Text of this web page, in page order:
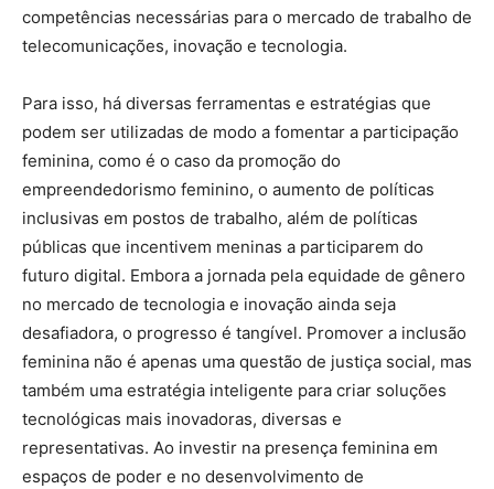
competências necessárias para o mercado de trabalho de
telecomunicações, inovação e tecnologia.
Para isso, há diversas ferramentas e estratégias que
podem ser utilizadas de modo a fomentar a participação
feminina, como é o caso da promoção do
empreendedorismo feminino, o aumento de políticas
inclusivas em postos de trabalho, além de políticas
públicas que incentivem meninas a participarem do
futuro digital. Embora a jornada pela equidade de gênero
no mercado de tecnologia e inovação ainda seja
desafiadora, o progresso é tangível. Promover a inclusão
feminina não é apenas uma questão de justiça social, mas
também uma estratégia inteligente para criar soluções
tecnológicas mais inovadoras, diversas e
representativas. Ao investir na presença feminina em
espaços de poder e no desenvolvimento de